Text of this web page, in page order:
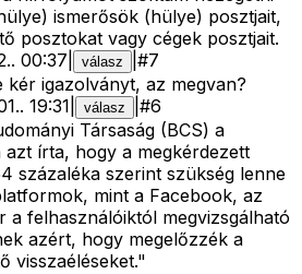
ismerősök (hülye) posztjait,
posztokat vagy cégek posztjait.
. 00:37 válasz #7
igazolványt, az megvan?
. 19:31 válasz #6
Társaság (BCS) a
írta, hogy a megkérdezett
százaléka szerint szükség lenne
mint a Facebook, az
a felhasználóiktól megvizsgálható
azért, hogy megelőzzék a
visszaéléseket."